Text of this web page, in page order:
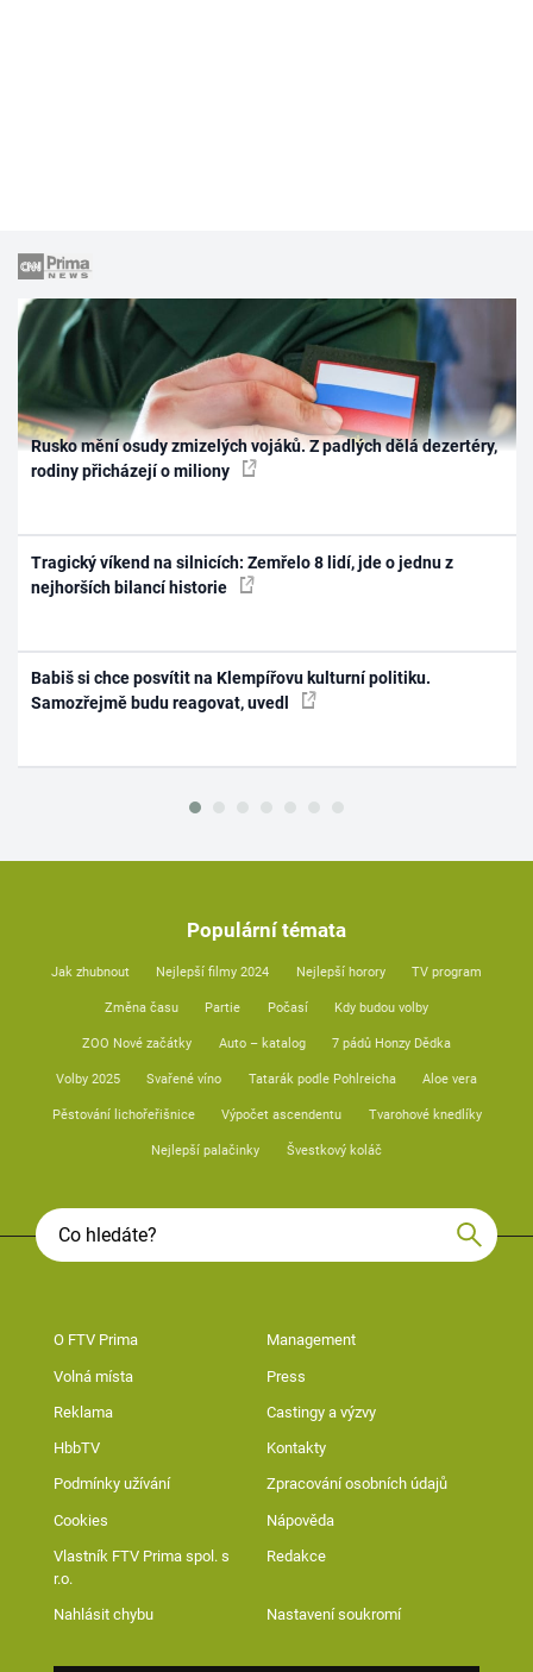
Rusko mění osudy zmizelých vojáků. Z padlých dělá dezertéry,
rodiny přicházejí o miliony
Tragický víkend na silnicích: Zemřelo 8 lidí, jde o jednu z
nejhorších bilancí historie
Babiš si chce posvítit na Klempířovu kulturní politiku.
Samozřejmě budu reagovat, uvedl
Populární témata
Jak zhubnout Nejlepší filmy 2024 Nejlepší horory TV program
Změna času Partie Počasí Kdy budou volby
ZOO Nové začátky Auto – katalog 7 pádů Honzy Dědka
Volby 2025 Svařené víno Tatarák podle Pohlreicha Aloe vera
Pěstování lichořeřišnice Výpočet ascendentu Tvarohové knedlíky
Nejlepší palačinky Švestkový koláč
O FTV Prima Management
Volná místa Press
Reklama Castingy a výzvy
HbbTV Kontakty
Podmínky užívání Zpracování osobních údajů
Cookies Nápověda
Vlastník FTV Prima spol. s
r.o.
Redakce
Nahlásit chybu Nastavení soukromí